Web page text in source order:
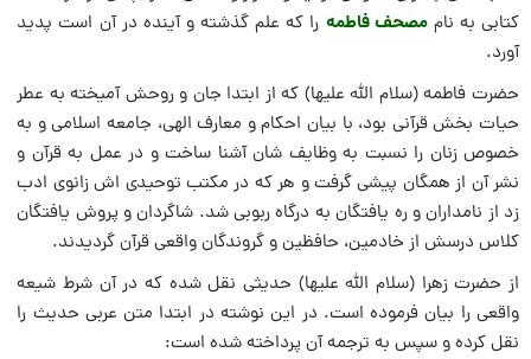
کتابی به ناممصحف فاطمه را که علم گذشته و آینده در آن است پدید
آورد.
حضرت فاطمه (سلام الله علیها) که از ابتدا جان و روحش آمیخته به عطر
حیات بخش قرآنی بود، با بیان احکام و معارف الهی، جامعه اسلامی و به
خصوص زنان را نسبت به وظایف شان آشنا ساخت و در عمل به قرآن و
نشر آن از همگان پیشی گرفت و هر که در مکتب توحیدی اش زانوی ادب
زد از نامداران و ره یافتگان به درگاه ربوبی شد. شاگردان و پروش یافتگان
کلاس درسش از خادمین، حافظین و گروندگان واقعی قرآن گردیدند.
از حضرت زهرا (سلام الله علیها) حدیثی نقل شده که در آن شرط شیعه
واقعی را بیان فرموده است. در این نوشته در ابتدا متن عربی حدیث را
نقل کرده و سپس به ترجمه آن پرداخته شده است: